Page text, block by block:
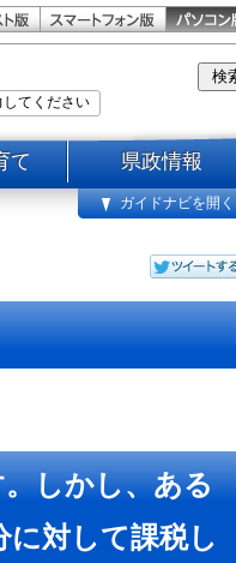
て 県政情報
ガイドナビを開く
しかし、ある
対して課税し